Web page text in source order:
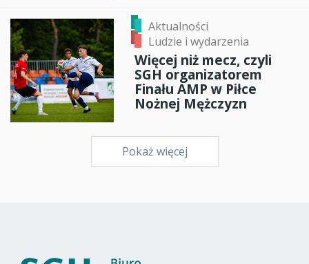
Aktualności
Ludzie i wydarzenia
Więcej niż mecz, czyli
SGH organizatorem
Finału AMP w Piłce
Nożnej Mężczyzn
Pokaż więcej